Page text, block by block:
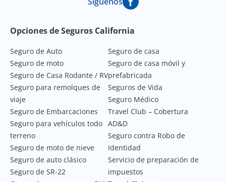
Footer Navigation
Opciones de Seguros California
Seguro de Auto
Seguro de moto
Seguro de Casa Rodante / RV
Seguro para remolques de
viaje
Seguro de Embarcaciones
Seguro para vehículos todo
terreno
Seguro de moto de nieve
Seguro de auto clásico
Seguro de SR-22
Seguro de casa
Seguro de casa móvil y
prefabricada
Seguros de Vida
Seguro Médico
Travel Club – Cobertura
AD&D
Seguro contra Robo de
Identidad
Servicio de preparación de
impuestos